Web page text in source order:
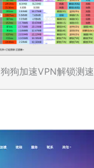
狗狗加速VPN解锁测速